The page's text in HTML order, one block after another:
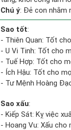
Chú ý: Đẻ con nhằm
Sao tốt:
- Thiên Quan: Tốt
- U Vi Tinh: Tốt cho
- Tuế Hợp: Tốt cho
- Ích Hậu: Tốt cho
- Tư Mệnh Hoàng
Sao xấu:
- Kiếp Sát: Kỵ việc
- Hoang Vu: Xấu cho